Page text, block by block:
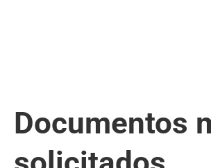
Documentos